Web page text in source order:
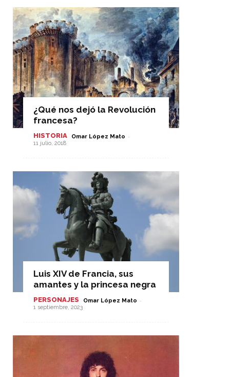
¿Qué nos dejó la Revolución
francesa?
HISTORIA Omar López Mato -
11 julio, 2018
Luis XIV de Francia, sus
amantes y la princesa negra
PERSONAJES Omar López Mato -
1 septiembre, 2023